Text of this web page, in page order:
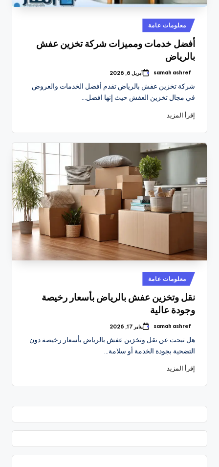
نُشر
في
معلومات عامة
أفضل خدمات ومميزات شركة تخزين عفش
بالرياض
تمّ
بواسطة
samah ashref أبريل 6, 2026
شركة تخزين عفش بالرياض تقدم أفضل الخدمات والعروض
في مجال تخزين العفش حيث إنها افضل…
إقرأ المزيد
نُشر
في
معلومات عامة
نقل وتخزين عفش بالرياض بأسعار رخيصة
وجودة عالية
تمّ
بواسطة
samah ashref يناير 17, 2026
هل تبحث عن نقل وتخزين عفش بالرياض بأسعار رخيصة دون
التضحية بجودة الخدمة أو سلامة…
إقرأ المزيد